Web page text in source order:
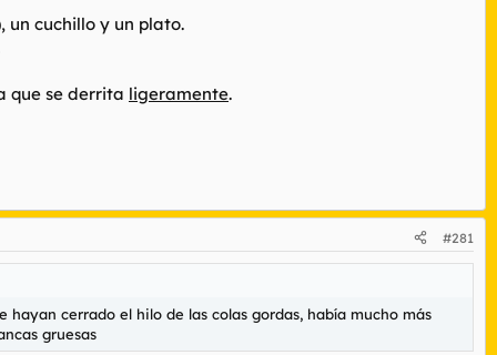
un cuchillo y un plato.
que se derrita ligeramente.
#281
cerrado el hilo de las colas gordas, había mucho más
gruesas